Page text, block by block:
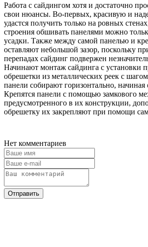
Работа с сайдингом хотя и достаточно
свои нюансы. Во-первых, красивую и
удастся получить только на ровных
строения обшивать панелями можно
усадки. Также между самой панелью и
оставляют небольшой зазор, поскольку
перепадах сайдинг подвержен
Начинают монтаж сайдинга с установки
обрешетки из металлических реек с
панели собирают горизонтально, начиная
Крепятся панели с помощью замкового
предусмотренного в их конструкции,
обрешетку их закрепляют при помощи
Нет комментариев
Отправить